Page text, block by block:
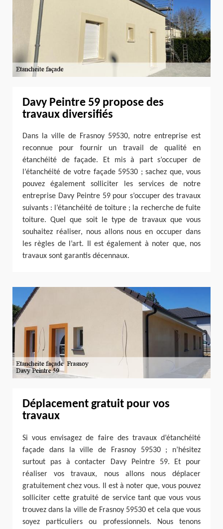
Davy Peintre 59 propose des
travaux diversifiés
Dans la ville de Frasnoy 59530, notre entreprise est
reconnue pour fournir un travail de qualité en
étanchéité de façade. Et mis à part s’occuper de
l’étanchéité de votre façade 59530 ; sachez que, vous
pouvez également solliciter les services de notre
entreprise Davy Peintre 59 pour s’occuper des travaux
suivants : l’étanchéité de toiture ; la recherche de fuite
toiture. Quel que soit le type de travaux que vous
souhaitez réaliser, nous allons nous en occuper dans
les règles de l’art. Il est également à noter que, nos
travaux sont garantis décennaux.
Déplacement gratuit pour vos
travaux
Si vous envisagez de faire des travaux d’étanchéité
façade dans la ville de Frasnoy 59530 ; n’hésitez
surtout pas à contacter Davy Peintre 59. Et pour
réaliser vos travaux, nous allons nous déplacer
gratuitement chez vous. Il est à noter que, vous pouvez
solliciter cette gratuité de service tant que vous vous
trouvez dans la ville de Frasnoy 59530 et cela que vous
soyez particuliers ou professionnels. Nous tenons